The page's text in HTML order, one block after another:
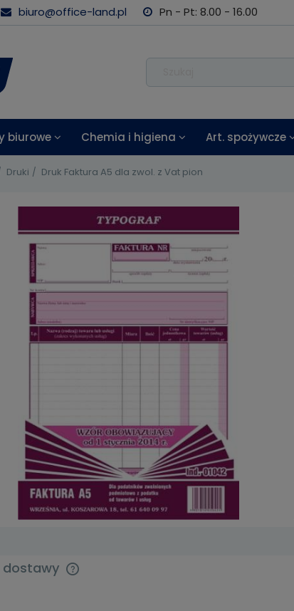
biuro@office-land.pl Pn - Pt: 8.00 - 16.00
biurowe Chemia i higiena Art. spożywcze
Druki Druk Faktura A5 dla zwol. z Vat pion
dostawy